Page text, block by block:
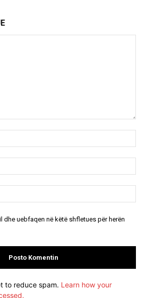
dhe uebfaqen në këtë shfletues për herën
to reduce spam. Learn how your